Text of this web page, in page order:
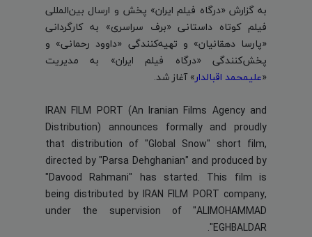
به گزارش «درگاه فیلم ایران» پخش و ارسال بین‌المللی
فیلم کوتاه داستانی «برف سراسری» به کارگردانی
«پارسا دهقانیان» و تهیه‌کنندگی «داوود رحمانی» و
پخش‌کنندگی «درگاه فیلم ایران» به مدیریت
«علیمحمد اقبالدار» آغاز شد.
IRAN FILM PORT (An Iranian Films Agency and
Distribution) announces formally and proudly
that distribution of "Global Snow" short film,
directed by "Parsa Dehghanian" and produced by
"Davood Rahmani" has started. This film is
being distributed by IRAN FILM PORT company,
under the supervision of "ALIMOHAMMAD
EGHBALDAR".